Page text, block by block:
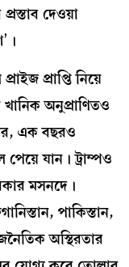
দেওয়া
প্রাপ্তি নিয়ে
অনুপ্রাণিতও
এক বছরও
যান। ট্রাম্পও
মসনদে।
পাকিস্তান,
অস্থিরতার